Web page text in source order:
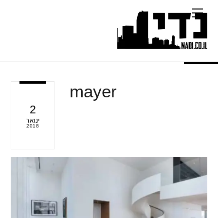
content
Menu
2
ינואר
2018
mayer